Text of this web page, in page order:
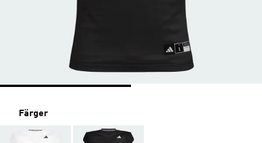
Färger